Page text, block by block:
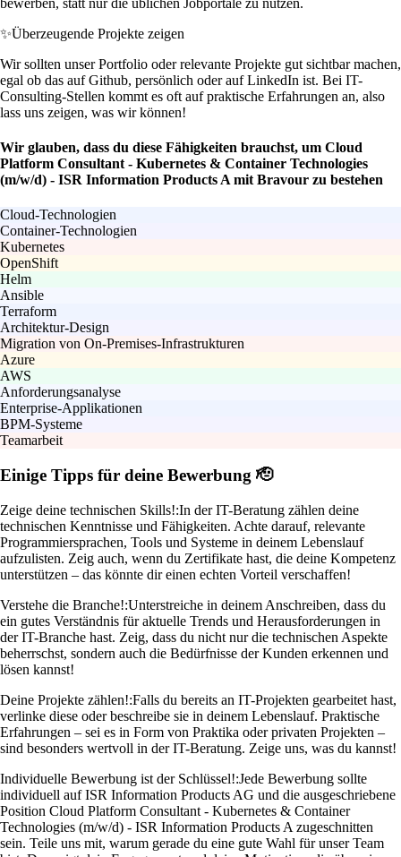
✨Überzeugende Projekte zeigen
Wir sollten unser Portfolio oder relevante Projekte gut sichtbar machen,
egal ob das auf Github, persönlich oder auf LinkedIn ist. Bei IT-
Consulting-Stellen kommt es oft auf praktische Erfahrungen an, also
lass uns zeigen, was wir können!
Wir glauben, dass du diese Fähigkeiten brauchst, um Cloud
Platform Consultant - Kubernetes & Container Technologies
(m/w/d) - ISR Information Products A mit Bravour zu bestehen
Cloud-Technologien
Container-Technologien
Kubernetes
OpenShift
Helm
Ansible
Terraform
Architektur-Design
Migration von On-Premises-Infrastrukturen
Azure
AWS
Anforderungsanalyse
Enterprise-Applikationen
BPM-Systeme
Teamarbeit
Einige Tipps für deine Bewerbung 🫡
Zeige deine technischen Skills!:In der IT-Beratung zählen deine
technischen Kenntnisse und Fähigkeiten. Achte darauf, relevante
Programmiersprachen, Tools und Systeme in deinem Lebenslauf
aufzulisten. Zeig auch, wenn du Zertifikate hast, die deine Kompetenz
unterstützen – das könnte dir einen echten Vorteil verschaffen!
Verstehe die Branche!:Unterstreiche in deinem Anschreiben, dass du
ein gutes Verständnis für aktuelle Trends und Herausforderungen in
der IT-Branche hast. Zeig, dass du nicht nur die technischen Aspekte
beherrschst, sondern auch die Bedürfnisse der Kunden erkennen und
lösen kannst!
Deine Projekte zählen!:Falls du bereits an IT-Projekten gearbeitet hast,
verlinke diese oder beschreibe sie in deinem Lebenslauf. Praktische
Erfahrungen – sei es in Form von Praktika oder privaten Projekten –
sind besonders wertvoll in der IT-Beratung. Zeige uns, was du kannst!
Individuelle Bewerbung ist der Schlüssel!:Jede Bewerbung sollte
individuell auf ISR Information Products AG und die ausgeschriebene
Position Cloud Platform Consultant - Kubernetes & Container
Technologies (m/w/d) - ISR Information Products A zugeschnitten
sein. Teile uns mit, warum gerade du eine gute Wahl für unser Team